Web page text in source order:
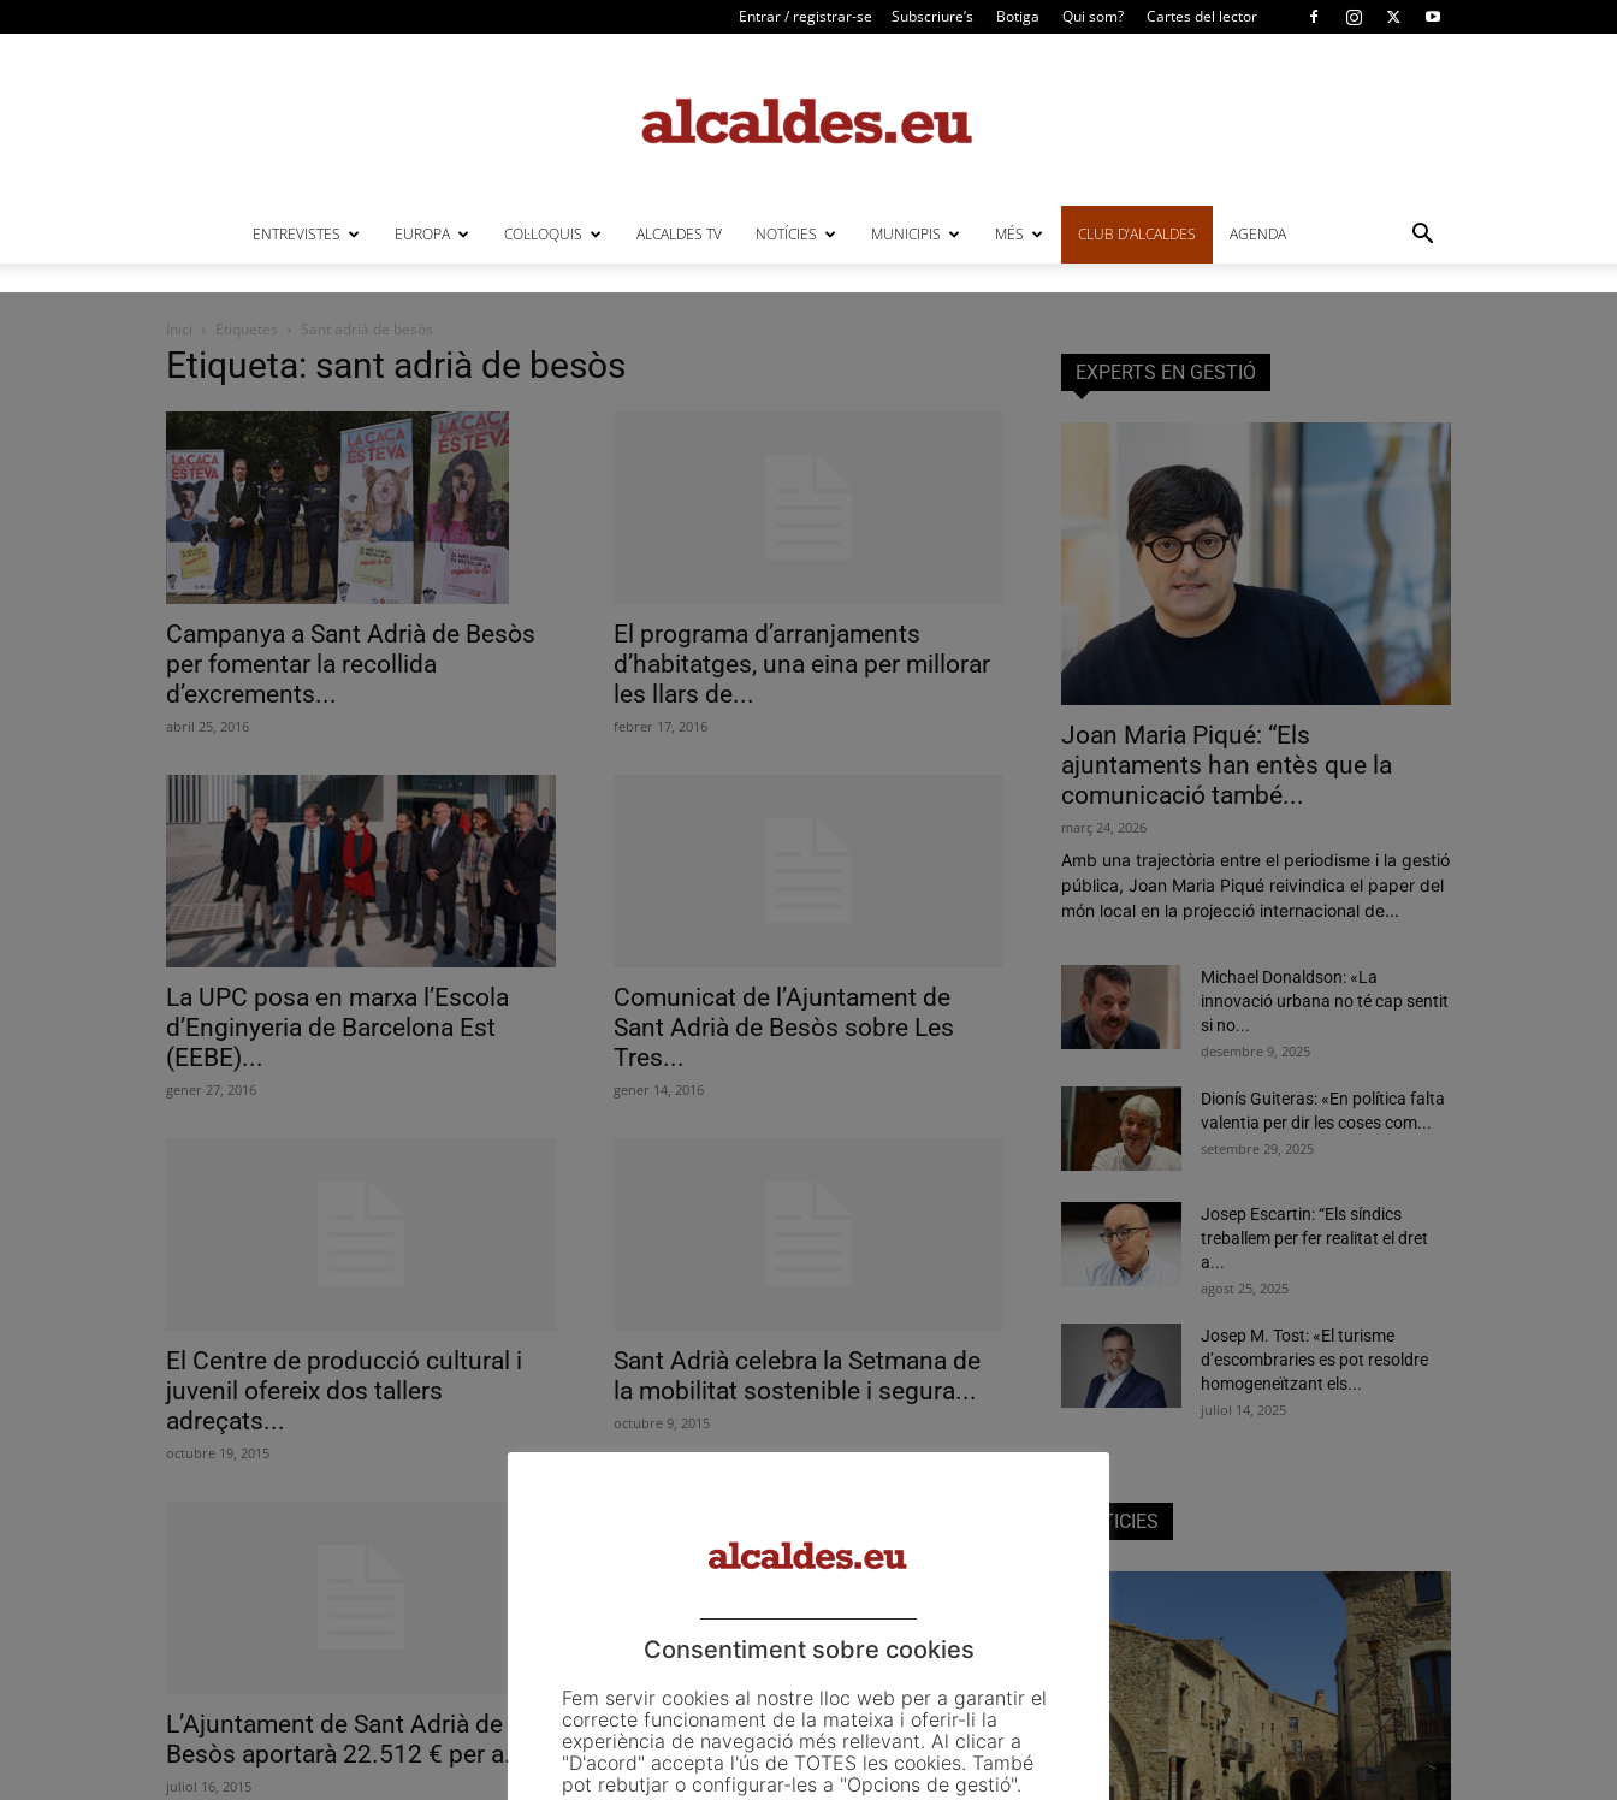
Entrar / registrar-se Subscriure’s Botiga Qui som? Cartes del lector
ENTREVISTES EUROPA COL·LOQUIS ALCALDES TV NOTÍCIES MUNICIPIS MÉS CLUB D’ALCALDES AGENDA
Inici Etiquetes Sant adrià de besòs
Etiqueta: sant adrià de besòs
Campanya a Sant Adrià de Besòs
per fomentar la recollida
d’excrements...
abril 25, 2016
El programa d’arranjaments
d’habitatges, una eina per millorar
les llars de...
febrer 17, 2016
La UPC posa en marxa l’Escola
d’Enginyeria de Barcelona Est
(EEBE)...
gener 27, 2016
Comunicat de l’Ajuntament de
Sant Adrià de Besòs sobre Les
Tres...
gener 14, 2016
El Centre de producció cultural i
juvenil ofereix dos tallers
adreçats...
octubre 19, 2015
Sant Adrià celebra la Setmana de
la mobilitat sostenible i segura...
octubre 9, 2015
L’Ajuntament de Sant Adrià de
Besòs aportarà 22.512 € per a...
juliol 16, 2015
El 80% dels participants en el
Programa Joves per l’Ocupació
ha...
EXPERTS EN GESTIÓ
Joan Maria Piqué: “Els
ajuntaments han entès que la
comunicació també...
març 24, 2026
Amb una trajectòria entre el periodisme i la gestió
pública, Joan Maria Piqué reivindica el paper del
món local en la projecció internacional de...
Michael Donaldson: «La
innovació urbana no té cap sentit
si no...
desembre 9, 2025
Dionís Guiteras: «En política falta
valentia per dir les coses com...
setembre 29, 2025
Josep Escartin: “Els síndics
treballem per fer realitat el dret
a...
agost 25, 2025
Josep M. Tost: «El turisme
d’escombraries es pot resoldre
homogeneïtzant els...
juliol 14, 2025
NOTICIES
Consentiment sobre cookies
Fem servir cookies al nostre lloc web per a garantir el
correcte funcionament de la mateixa i oferir-li la
experiència de navegació més rellevant. Al clicar a
"D'acord" accepta l'ús de TOTES les cookies. També
pot rebutjar o configurar-les a "Opcions de gestió".